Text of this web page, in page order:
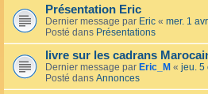
Présentation Eric
Dernier message par Eric « mer. 1
Posté dans Présentations
livre sur les cadrans
Dernier message par Eric_M « jeu. 5
Posté dans Annonces